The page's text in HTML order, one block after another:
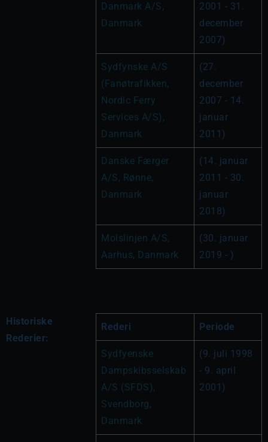
Danmark A/S,
Danmark
2001 - 31.
december
2007)
Sydfynske A/S
(Fanøtrafikken,
Nordic Ferry
Services A/S),
Danmark
(27.
december
2007 - 14.
januar
2011)
Danske Færger
A/S, Rønne,
Danmark
(14. januar
2011 - 30.
januar
2018)
Molslinjen A/S,
Aarhus, Danmark
(30. januar
2019 - )
Historiske
Rederier:
Rederi Periode
Sydfyenske
Dampskibsselskab
A/S (SFDS),
Svendborg,
Danmark
(9. juli 1998
- 9. april
2001)